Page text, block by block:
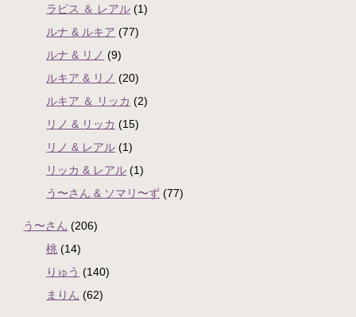
ラピス ＆ レアル (1)
ルナ & ルキア (77)
ルナ & リノ (9)
ルキア & リノ (20)
ルキア ＆ リッカ (2)
リノ & リッカ (15)
リノ & レアル (1)
リッカ & レアル (1)
う〜さん & ソマリ〜ず (77)
う〜さん (206)
桃 (14)
りゅう (140)
まりん (62)